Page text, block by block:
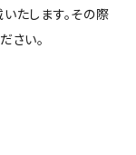
たします。その際
さい。